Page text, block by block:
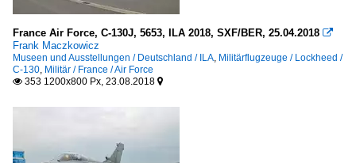
France Air Force, C-130J, 5653, ILA 2018, SXF/BER, 25.04.2018 
Frank Maczkowicz
Museen und Ausstellungen / Deutschland / ILA, Militärflugzeuge / Lockheed /
C-130, Militär / France / Air Force
 353 1200x800 Px, 23.08.2018 